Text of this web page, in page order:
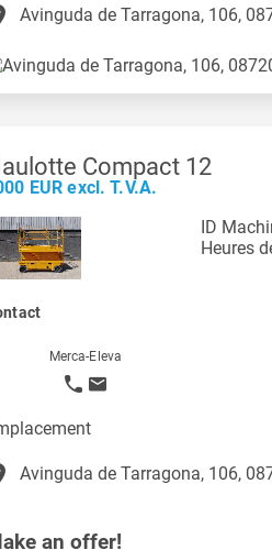
Avinguda de Tarragona, 106,
Compact 12
EUR excl. T.V.A.
ID
Heures
Merca-Eleva
Avinguda de Tarragona, 106,
an offer!